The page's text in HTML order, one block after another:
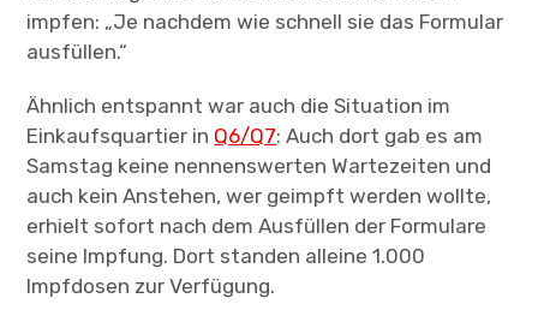
impfen: „Je nachdem wie schnell sie das Formular
ausfüllen.“
Ähnlich entspannt war auch die Situation im
Einkaufsquartier in Q6/Q7: Auch dort gab es am
Samstag keine nennenswerten Wartezeiten und
auch kein Anstehen, wer geimpft werden wollte,
erhielt sofort nach dem Ausfüllen der Formulare
seine Impfung. Dort standen alleine 1.000
Impfdosen zur Verfügung.